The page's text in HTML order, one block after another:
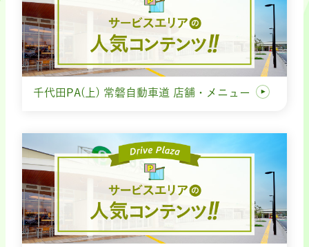
千代田PA(上) 常磐自動車道 店舗・メニュー